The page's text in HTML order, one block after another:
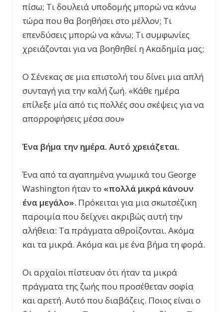
πίσω; Τι δουλειά υποδομής μπορώ να κάνω
τώρα που θα βοηθήσει στο μέλλον; Τι
επενδύσεις μπορώ να κάνω; Τι συμφωνίες
χρειάζονται για να βοηθηθεί η Ακαδημία μας;
Ο Σένεκας σε μια επιστολή του δίνει μια απλή
συνταγή για την καλή ζωή. «Κάθε ημέρα
επίλεξε μία από τις πολλές σου σκέψεις για να
απορροφήσεις μέσα σου»
Ένα βήμα την ημέρα. Αυτό χρειάζεται.
Ένα από τα αγαπημένα γνωμικά του George
Washington ήταν το «πολλά μικρά κάνουν
ένα μεγάλο». Πρόκειται για μια σκωτσέζικη
παροιμία που δείχνει ακριβώς αυτή την
αλήθεια: Τα πράγματα αθροίζονται. Ακόμα
και τα μικρά. Ακόμα και με ένα βήμα τη φορά.
Οι αρχαίοι πίστευαν ότι ήταν τα μικρά
πράγματα της ζωής που προσέθεταν σοφία
και αρετή. Αυτό που διαβάζεις. Ποιος είναι ο